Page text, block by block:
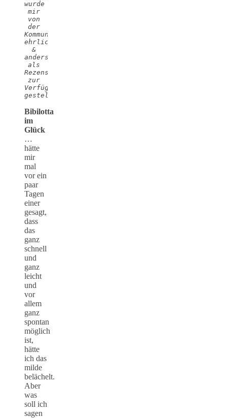
wurde
mir
von
der
Kommunikationsagentur
ehrlich
&
anders
als
Rezensionsexemplare
zur
Verfügung
gestellt.
Bibilotta
im
Glück
…
hätte
mir
mal
vor ein
paar
Tagen
einer
gesagt,
dass
das
ganz
schnell
und
ganz
leicht
und
vor
allem
ganz
spontan
möglich
ist,
hätte
ich das
milde
belächelt.
Aber
was
soll ich
sagen